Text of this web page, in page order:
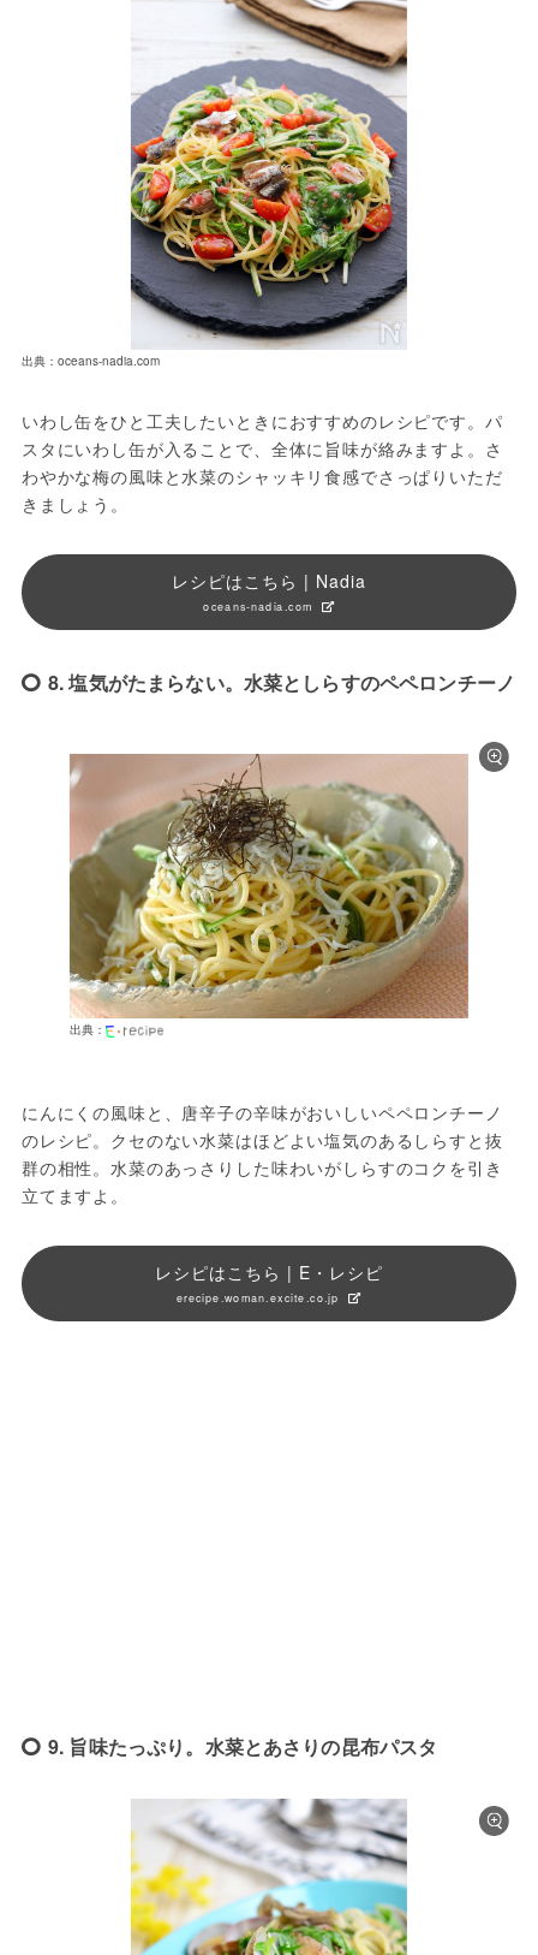
出典：oceans-nadia.com
いわし缶をひと工夫したいときにおすすめのレシピです。パ
スタにいわし缶が入ることで、全体に旨味が絡みますよ。さ
わやかな梅の風味と水菜のシャッキリ食感でさっぱりいただ
きましょう。
レシピはこちら | Nadia
oceans-nadia.com
8. 塩気がたまらない。水菜としらすのペペロンチーノ
出典：
にんにくの風味と、唐辛子の辛味がおいしいペペロンチーノ
のレシピ。クセのない水菜はほどよい塩気のあるしらすと抜
群の相性。水菜のあっさりした味わいがしらすのコクを引き
立てますよ。
レシピはこちら | E・レシピ
erecipe.woman.excite.co.jp
9. 旨味たっぷり。水菜とあさりの昆布パスタ